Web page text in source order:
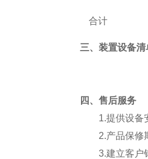
合计
三、装置设备
四、 售后服务
1.提供设备
2.产品保修
3.建立客户